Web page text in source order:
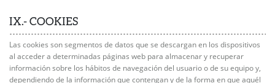
IX.- COOKIES
Las cookies son segmentos de datos que se descargan en los dispositivos
al acceder a determinadas páginas web para almacenar y recuperar
información sobre los hábitos de navegación del usuario o de su equipo y,
dependiendo de la información que contengan y de la forma en que aquél